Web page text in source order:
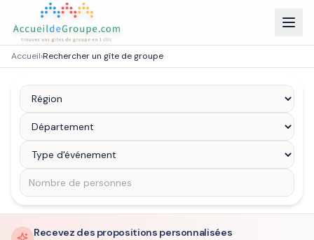
Accueil›Rechercher un gîte de groupe
Recevez des propositions personnalisées